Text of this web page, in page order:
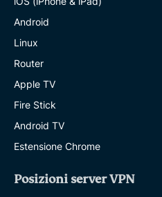
Android
Linux
Router
Apple TV
Fire Stick
Android TV
Estensione Chrome
Posizioni server VPN